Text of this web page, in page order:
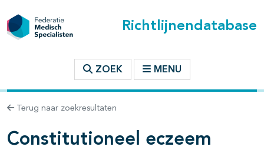
Richtlijnendatabase
ZOEK MENU
Terug naar zoekresultaten
Constitutioneel eczeem
binnen deze richtlijn